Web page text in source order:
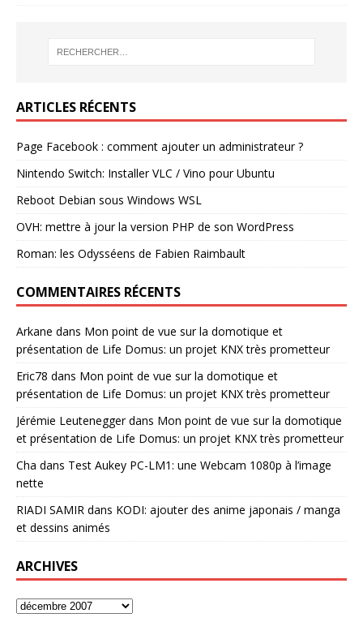
ARTICLES RÉCENTS
Page Facebook : comment ajouter un administrateur ?
Nintendo Switch: Installer VLC / Vino pour Ubuntu
Reboot Debian sous Windows WSL
OVH: mettre à jour la version PHP de son WordPress
Roman: les Odysséens de Fabien Raimbault
COMMENTAIRES RÉCENTS
Arkane dans Mon point de vue sur la domotique et
présentation de Life Domus: un projet KNX très prometteur
Eric78 dans Mon point de vue sur la domotique et
présentation de Life Domus: un projet KNX très prometteur
Jérémie Leuteneggerdans Mon point de vue sur la domotique
et présentation de Life Domus: un projet KNX très prometteur
Cha dans Test Aukey PC-LM1: une Webcam 1080p à l’image
nette
RIADI SAMIR dans KODI: ajouter des anime japonais / manga
et dessins animés
ARCHIVES